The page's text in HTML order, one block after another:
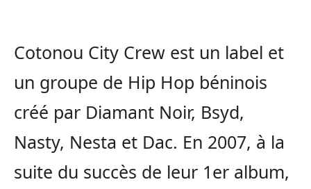
Cotonou City Crew est un label et
un groupe de Hip Hop béninois
créé par Diamant Noir, Bsyd,
Nasty, Nesta et Dac. En 2007, à la
suite du succès de leur 1er album,